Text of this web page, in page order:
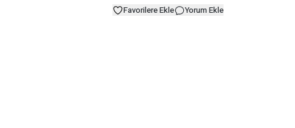
Favorilere Ekle Yorum Ekle